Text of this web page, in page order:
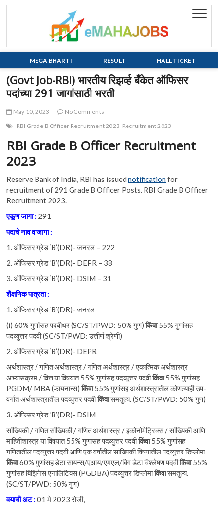
Skip
MEGA BHARTI RESULT HALL TICKET
(Govt Job-RBI) भारतीय रिझर्व्ह बँकेत ऑफिसर
पदांच्या 291 जागांसाठी भरती
May 10, 2023
No Comments
RBI Grade B Officer Recruitment 2023 Recruitment 2023
RBI Grade B Officer Recruitment
2023
Reserve Bank of India, RBI has issuednotification for
recruitment of 291 Grade B Officer Posts. RBI Grade B Officer
Recruitment 2023.
एकूण जागा : 291
पदाचेनावव जागा :
1. ऑफिसर ग्रेड ‘B’(DR)- जनरल – 222
2. ऑफिसर ग्रेड ‘B’(DR)- DEPR – 38
3. ऑफिसर ग्रेड ‘B’(DR)- DSIM – 31
शैक्षणिकपात्रता:
1. ऑफिसर ग्रेड ‘B’(DR)- जनरल
(i) 60% गुणांसह पदवीधर (SC/ST/PWD: 50% गुण)किंवा55% गुणांसह
पदव्युत्तर पदवी (SC/ST/PWD: उत्तीर्ण श्रेणी)
2. ऑफिसर ग्रेड ‘B’(DR)- DEPR
अर्थशास्त्र / गणित अर्थशास्त्र / गणित अर्थशास्त्र / एकात्मिक अर्थशास्त्र
अभ्यासक्रम / वित्त या विषयात 55% गुणांसह पदव्युत्तर पदवीकिंवा55% गुणांसह
PGDM/ MBA (फायनान्स)किंवा55% गुणांसह अर्थशास्त्रातील कोणत्याही उप-
वर्गात अर्थशास्त्रातील पदव्युत्तर पदवीकिंवासमतुल्य. (SC/ST/PWD: 50% गुण)
3. ऑफिसर ग्रेड ‘B’(DR)- DSIM
सांख्यिकी / गणित सांख्यिकी / गणित अर्थशास्त्र / इकोनोमेट्रिक्स / सांख्यिकी आणि
माहितीशास्त्र या विषयात 55% गुणांसह पदव्युत्तर पदवीकिंवा55% गुणांसह
गणितातील पदव्युत्तर पदवी आणि एक वर्षातील सांख्यिकी विषयातील पदव्युत्तर डिप्लोमा
किंवा60% गुणांसह डेटा सायन्स/एआय/एमएल/बिग डेटा विश्लेषण पदवीकिंवा55%
गुणांसह बिझिनेस एनालिटिक्स (PGDBA) पदव्युत्तर डिप्लोमाकिंवासमतुल्य.
(SC/ST/PWD: 50% गुण)
वयाचीअट :01 मे 2023 रोजी,